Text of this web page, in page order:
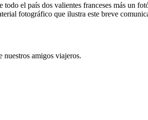
el país dos valientes franceses más un
fotográfico que ilustra este breve
nuestros amigos viajeros.